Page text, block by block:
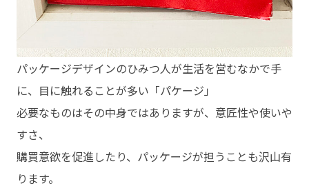
パッケージデザインのひみつ人が生活を営むなかで手
に、目に触れることが多い「パケージ」
必要なものはその中身ではありますが、意匠性や使いや
すさ、
購買意欲を促進したり、パッケージが担うことも沢山有
ります。